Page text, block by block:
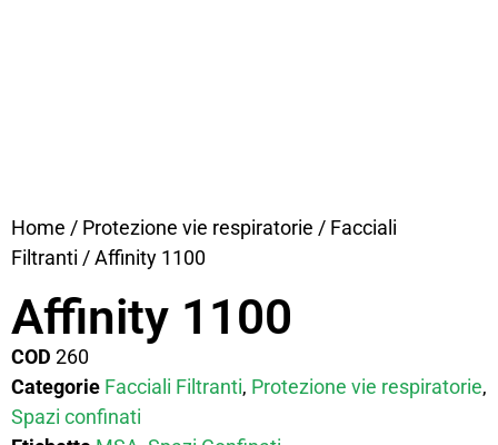
Home / Protezione vie respiratorie / Facciali
Filtranti / Affinity 1100
Affinity 1100
COD 260
Categorie Facciali Filtranti, Protezione vie respiratorie,
Spazi confinati